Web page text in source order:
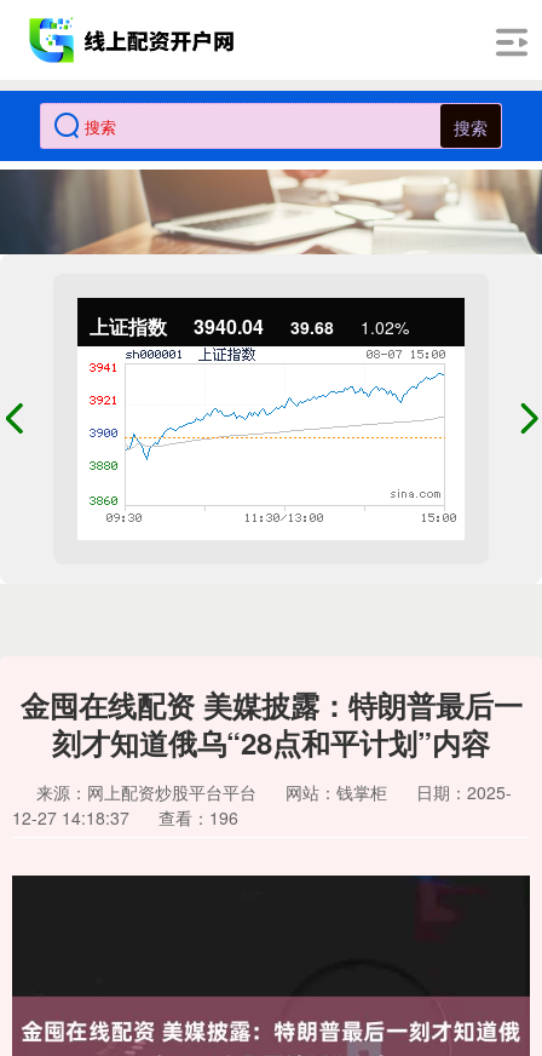
搜索
上证指数 3940.04 39.68 1.02%
金囤在线配资 美媒披露：特朗普最后一
刻才知道俄乌“28点和平计划”内容
来源：网上配资炒股平台平台 网站：钱掌柜
日期：2025-
12-27 14:18:37
查看：196